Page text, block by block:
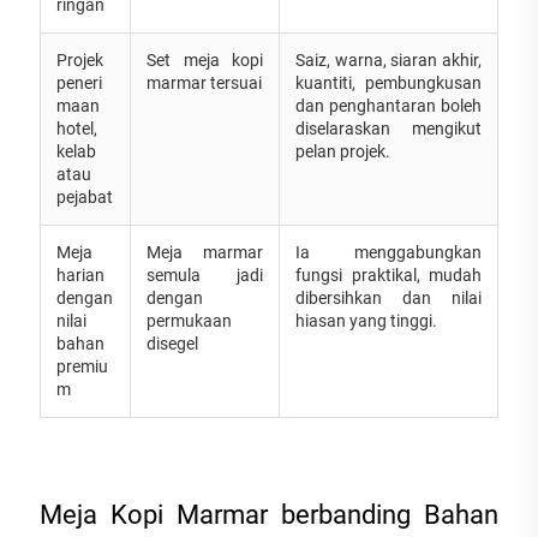
ringan
Projek
peneri
maan
hotel,
kelab
atau
pejabat
Set meja kopi
marmar tersuai
Saiz, warna, siaran akhir,
kuantiti, pembungkusan
dan penghantaran boleh
diselaraskan mengikut
pelan projek.
Meja
harian
dengan
nilai
bahan
premiu
m
Meja marmar
semula jadi
dengan
permukaan
disegel
Ia menggabungkan
fungsi praktikal, mudah
dibersihkan dan nilai
hiasan yang tinggi.
Meja Kopi Marmar berbanding Bahan